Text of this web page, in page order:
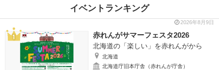
イベントランキング
2026年8月9日
赤れんがサマーフェスタ2026
北海道の「楽しい」を赤れんがから
北海道
北海道庁旧本庁舎（赤れんが庁舎）